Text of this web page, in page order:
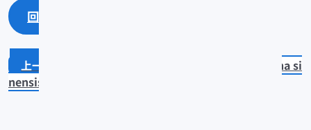
回上一頁
Platyrhina si
nensis